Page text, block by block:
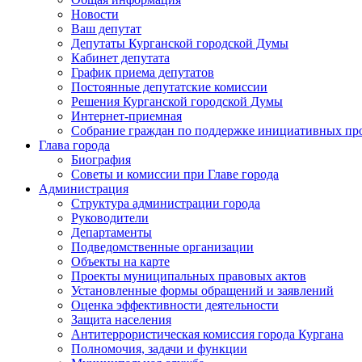
Новости
Ваш депутат
Депутаты Курганской городской Думы
Кабинет депутата
График приема депутатов
Постоянные депутатские комиссии
Решения Курганской городской Думы
Интернет-приемная
Собрание граждан по поддержке инициативных
Глава города
Биография
Советы и комиссии при Главе города
Администрация
Структура администрации города
Руководители
Департаменты
Подведомственные организации
Объекты на карте
Проекты муниципальных правовых актов
Установленные формы обращений и заявлений
Оценка эффективности деятельности
Защита населения
Антитеррористическая комиссия города Кургана
Полномочия, задачи и функции